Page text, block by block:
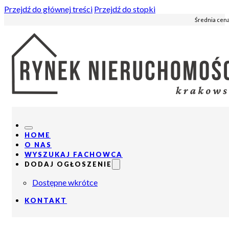
Przejdź do głównej treści Przejdź do stopki
Średnia
HOME
O NAS
WYSZUKAJ FACHOWCA
DODAJ OGŁOSZENIE
Dostępne wkrótce
KONTAKT